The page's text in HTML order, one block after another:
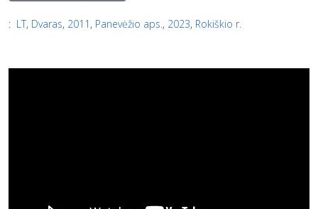
: LT, Dvaras, 2011 , Panevėžio aps. , 2023, Rokiškio r.